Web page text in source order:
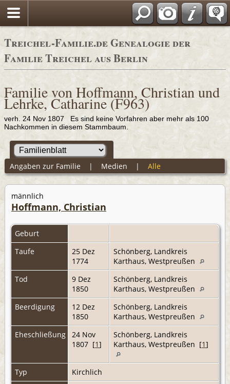
Adressbücher
Treichel-Familie.de Genealogie der
Familie Treichel aus Berlin
Familie von Hoffmann, Christian und
Lehrke, Catharine (F963)
verh. 24 Nov 1807 Es sind keine Vorfahren aber mehr als 100
Nachkommen in diesem Stammbaum.
Angaben zur Familie | Medien | Alle
männlich
Hoffmann, Christian
Geburt
Taufe
25 Dez
1774
Schönberg, Landkreis
Karthaus, Westpreußen
Tod
9 Dez
1850
Schönberg, Landkreis
Karthaus, Westpreußen
Beerdigung
12 Dez
1850
Schönberg, Landkreis
Karthaus, Westpreußen
Eheschließung
24 Nov
1807 [1]
Schönberg, Landkreis
Karthaus, Westpreußen [1]
Typ
Kirchlich